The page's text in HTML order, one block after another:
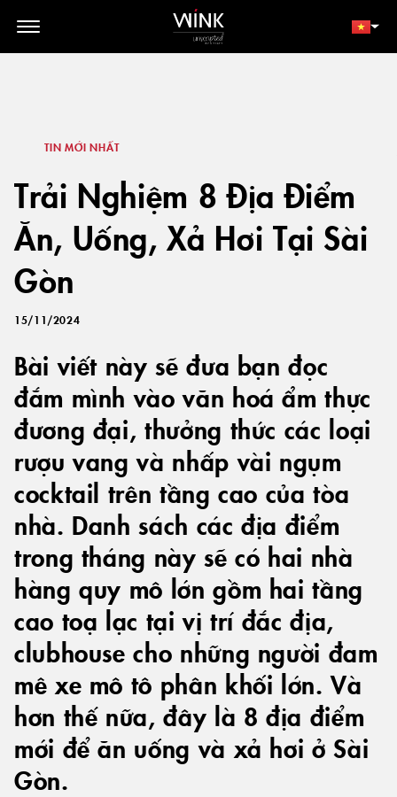
// toolbar-mobile position-fixed bottom-0 left-0 z-30 w-full
d-block d-lg-none
TIN MỚI NHẤT
Trải Nghiệm 8 Địa Điểm
Ăn, Uống, Xả Hơi Tại Sài
Gòn
15/11/2024
Bài viết này sẽ đưa bạn đọc
đắm mình vào văn hoá ẩm thực
đương đại, thưởng thức các loại
rượu vang và nhấp vài ngụm
cocktail trên tầng cao của tòa
nhà. Danh sách các địa điểm
trong tháng này sẽ có hai nhà
hàng quy mô lớn gồm hai tầng
cao toạ lạc tại vị trí đắc địa,
clubhouse cho những người đam
mê xe mô tô phân khối lớn. Và
hơn thế nữa, đây là 8 địa điểm
mới để ăn uống và xả hơi ở Sài
Gòn.